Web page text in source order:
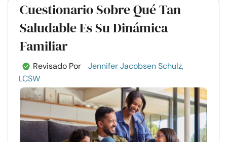
Cuestionario Sobre Qué Tan
Saludable Es Su Dinámica
Familiar
Revisado Por
Jennifer Jacobsen Schulz,
LCSW